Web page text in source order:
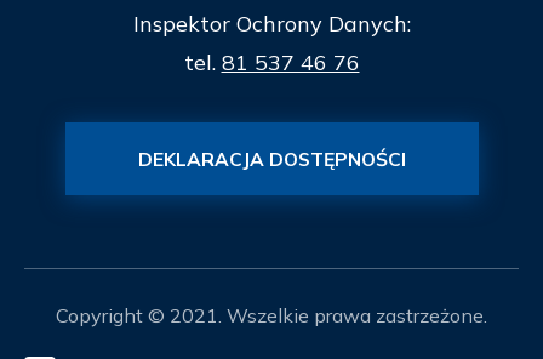
Inspektor Ochrony Danych:
tel. 81 537 46 76
DEKLARACJA DOSTĘPNOŚCI
Copyright © 2021. Wszelkie prawa zastrzeżone.